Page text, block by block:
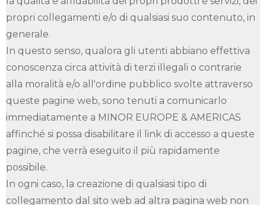
propri collegamenti e/o di qualsiasi suo contenuto, in
generale.
In questo senso, qualora gli utenti abbiano effettiva
conoscenza circa attività di terzi illegali o contrarie
alla moralità e/o all'ordine pubblico svolte attraverso
queste pagine web, sono tenuti a comunicarlo
immediatamente a MINOR EUROPE & AMERICAS
affinché si possa disabilitare il link di accesso a queste
pagine, che verrà eseguito il più rapidamente
possibile.
In ogni caso, la creazione di qualsiasi tipo di
collegamento dal sito web ad altra pagina web non